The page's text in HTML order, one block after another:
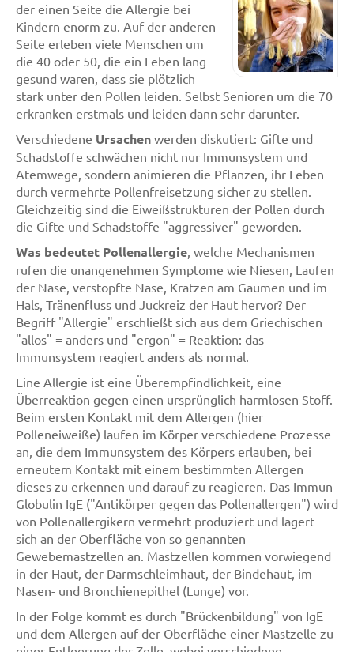
der einen Seite die Allergie bei
Kindern enorm zu. Auf der anderen
Seite erleben viele Menschen um
die 40 oder 50, die ein Leben lang
gesund waren, dass sie plötzlich
stark unter den Pollen leiden. Selbst Senioren um die 70
erkranken erstmals und leiden dann sehr darunter.
Verschiedene Ursachen werden diskutiert: Gifte und
Schadstoffe schwächen nicht nur Immunsystem und
Atemwege, sondern animieren die Pflanzen, ihr Leben
durch vermehrte Pollenfreisetzung sicher zu stellen.
Gleichzeitig sind die Eiweißstrukturen der Pollen durch
die Gifte und Schadstoffe "aggressiver" geworden.
Was bedeutet Pollenallergie, welche Mechanismen
rufen die unangenehmen Symptome wie Niesen, Laufen
der Nase, verstopfte Nase, Kratzen am Gaumen und im
Hals, Tränenfluss und Juckreiz der Haut hervor? Der
Begriff "Allergie" erschließt sich aus dem Griechischen
"allos" = anders und "ergon" = Reaktion: das
Immunsystem reagiert anders als normal.
Eine Allergie ist eine Überempfindlichkeit, eine
Überreaktion gegen einen ursprünglich harmlosen Stoff.
Beim ersten Kontakt mit dem Allergen (hier
Polleneiweiße) laufen im Körper verschiedene Prozesse
an, die dem Immunsystem des Körpers erlauben, bei
erneutem Kontakt mit einem bestimmten Allergen
dieses zu erkennen und darauf zu reagieren. Das Immun-
Globulin IgE ("Antikörper gegen das Pollenallergen") wird
von Pollenallergikern vermehrt produziert und lagert
sich an der Oberfläche von so genannten
Gewebemastzellen an. Mastzellen kommen vorwiegend
in der Haut, der Darmschleimhaut, der Bindehaut, im
Nasen- und Bronchienepithel (Lunge) vor.
In der Folge kommt es durch "Brückenbildung" von IgE
und dem Allergen auf der Oberfläche einer Mastzelle zu